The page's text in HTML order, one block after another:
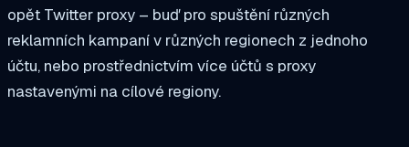
opět Twitter proxy – buď pro spuštění různých
reklamních kampaní v různých regionech z jednoho
účtu, nebo prostřednictvím více účtů s proxy
nastavenými na cílové regiony.